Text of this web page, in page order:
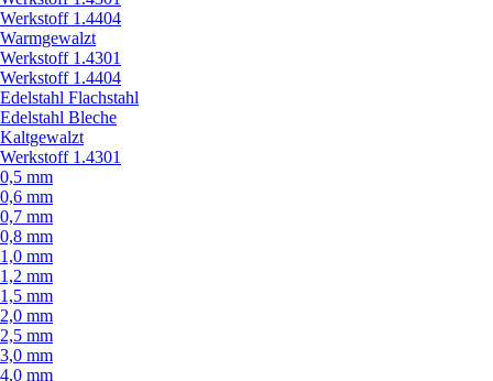
Werkstoff 1.4404
Warmgewalzt
Werkstoff 1.4301
Werkstoff 1.4404
Edelstahl Flachstahl
Edelstahl Bleche
Kaltgewalzt
Werkstoff 1.4301
0,5 mm
0,6 mm
0,7 mm
0,8 mm
1,0 mm
1,2 mm
1,5 mm
2,0 mm
2,5 mm
3,0 mm
4,0 mm